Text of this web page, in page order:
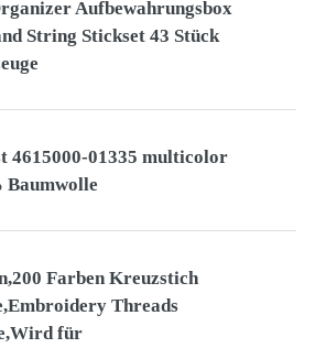
Aufbewahrungsbox
String Stickset 43 Stück
4615000-01335 multicolor
Baumwolle
Farben Kreuzstich
Threads
für